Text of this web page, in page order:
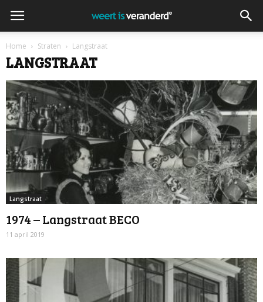
Home Straten Langstraat
LANGSTRAAT
Langstraat
1974 – Langstraat BECO
11 april 2019